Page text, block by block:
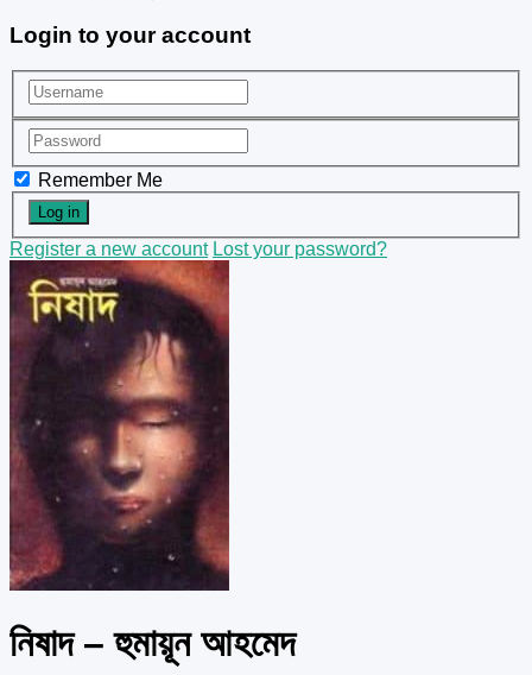
Login to your account
Remember Me
Register a new account Lost your password?
নিষাদ – হুমায়ূন আহমেদ